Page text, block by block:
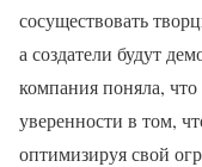
сосуществовать
а создатели будут
компания поняла,
уверенности в том,
оптимизируя свой